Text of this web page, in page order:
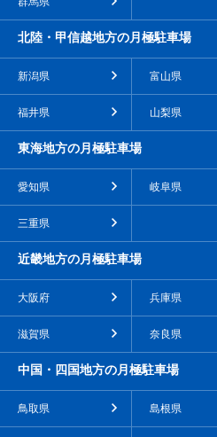
北陸・甲信越地方の月極駐車場
新潟県 富山県
福井県 山梨県
東海地方の月極駐車場
愛知県 岐阜県
三重県
近畿地方の月極駐車場
大阪府 兵庫県
滋賀県 奈良県
中国・四国地方の月極駐車場
鳥取県 島根県